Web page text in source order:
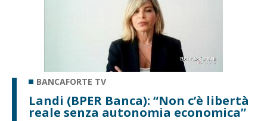
BANCAFORTE TV
Landi (BPER Banca): “Non c’è libertà
reale senza autonomia economica”